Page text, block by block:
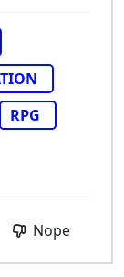
RPG
Nope